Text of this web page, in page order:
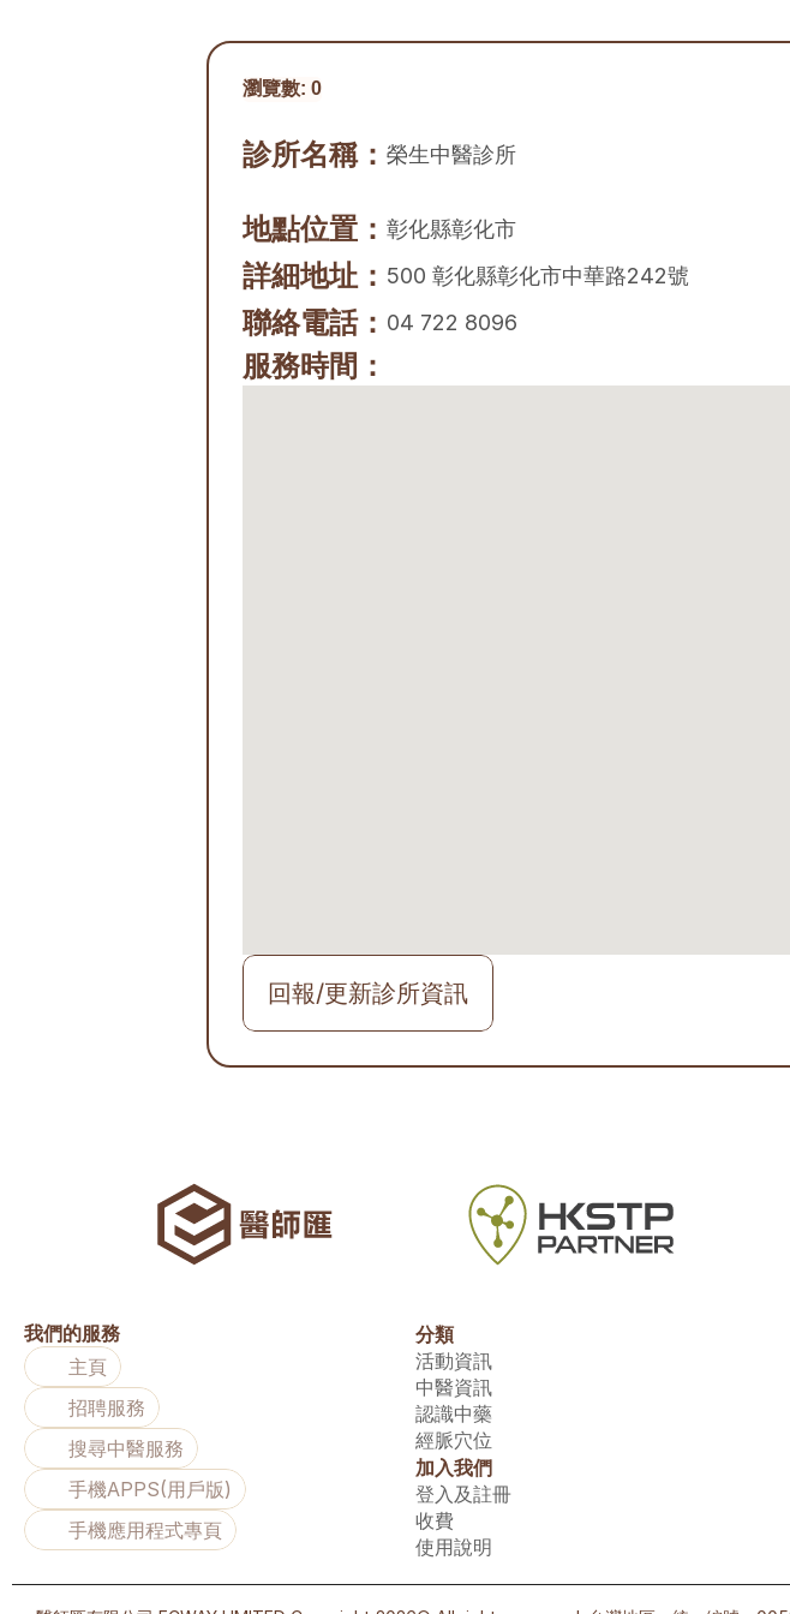
瀏覽數: 0
診所名稱： 榮生中醫診所
地點位置： 彰化縣彰化市
詳細地址： 500 彰化縣彰化市中華路242號
聯絡電話： 04 722 8096
服務時間：
回報/更新診所資訊
我們的服務
主頁
招聘服務
搜尋中醫服務
手機APPS(用戶版)
手機應用程式專頁
分類
活動資訊
中醫資訊
認識中藥
經脈穴位
加入我們
登入及註冊
收費
使用說明